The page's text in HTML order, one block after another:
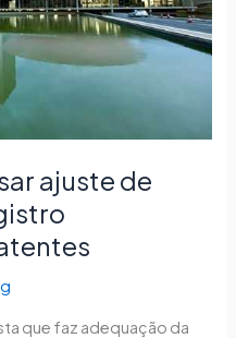
ajuste de
que faz adequação da